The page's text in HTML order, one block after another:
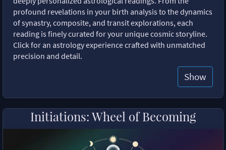
profound revelations in your birth analysis to the dynamics
of synastry, composite, and transit explorations, each
reading is finely curated for your unique cosmic storyline.
Click for an astrology experience crafted with unmatched
precision and detail.
Show
Initiations: Wheel of Becoming